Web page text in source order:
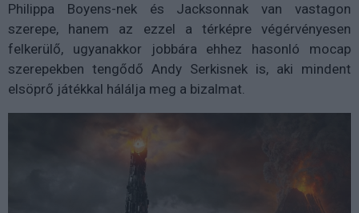
Philippa Boyens-nek és Jacksonnak van vastagon
szerepe, hanem az ezzel a térképre végérvényesen
felkerülő, ugyanakkor jobbára ehhez hasonló mocap
szerepekben tengődő Andy Serkisnek is, aki mindent
elsöprő játékkal hálálja meg a bizalmat.